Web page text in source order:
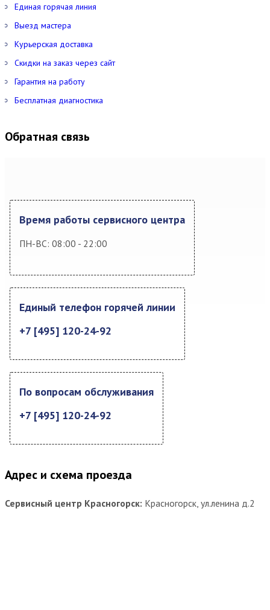
Единая горячая линия
Выезд мастера
Курьерская доставка
Скидки на заказ через сайт
Гарантия на работу
Бесплатная диагностика
Обратная связь
Время работы сервисного центра
ПН-ВС: 08:00 - 22:00
Единый телефон горячей линии
+7 [495] 120-24-92
По вопросам обслуживания
+7 [495] 120-24-92
Адрес и схема проезда
Сервисный центр Красногорск: Красногорск, ул.ленина д.2